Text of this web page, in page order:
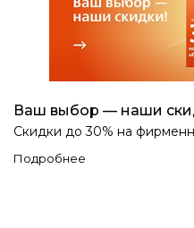
Ваш выбор — наши
Скидки до 30% на
Подробнее